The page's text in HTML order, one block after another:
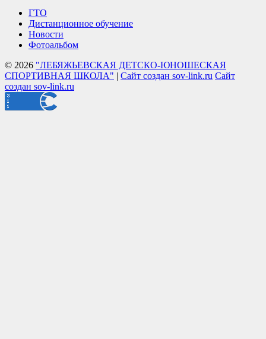
ГТО
Дистанционное обучение
Новости
Фотоальбом
© 2026 "ЛЕБЯЖЬЕВСКАЯ ДЕТСКО-ЮНОШЕСКАЯ
СПОРТИВНАЯ ШКОЛА" | Сайт создан sov-link.ru Сайт
создан sov-link.ru